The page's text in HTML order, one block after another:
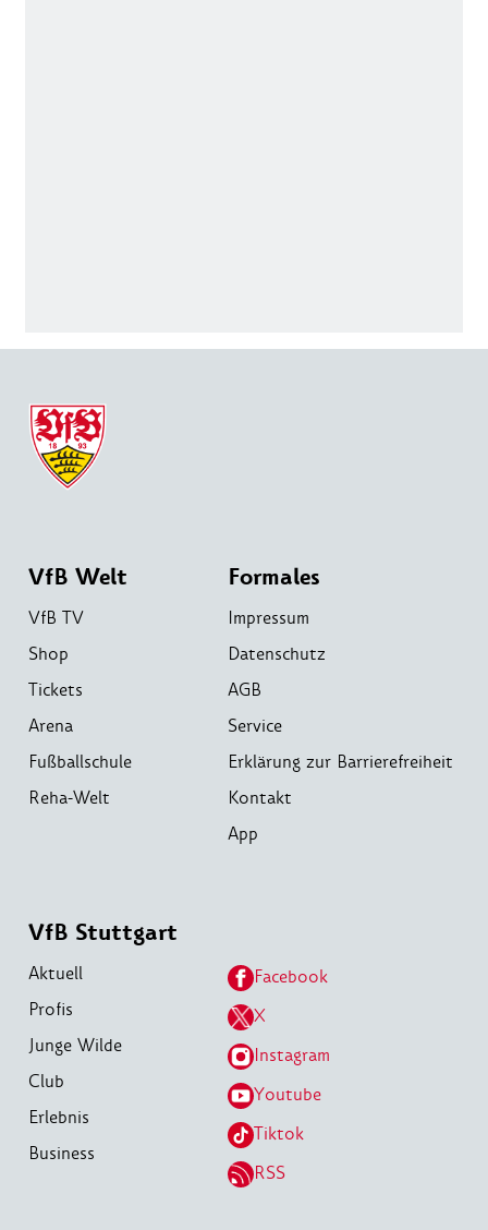
VfB Welt
VfB TV
Shop
Tickets
Arena
Fußballschule
Reha-Welt
Formales
Impressum
Datenschutz
AGB
Service
Erklärung zur Barrierefreiheit
Kontakt
App
VfB Stuttgart
Aktuell
Profis
Junge Wilde
Club
Erlebnis
Business
Facebook
X
Instagram
Youtube
Tiktok
RSS